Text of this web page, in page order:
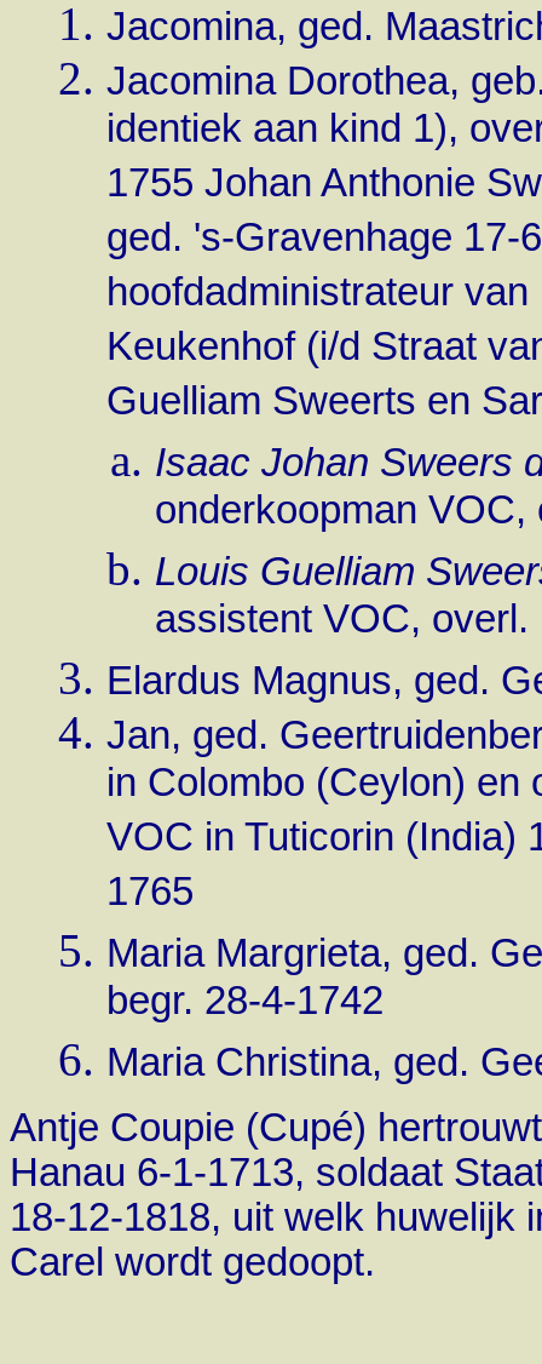
Jacomina, ged.
Jacomina Dorothea,
identiek aan kind 1),
1755 Johan Anthonie
ged. 's-Gravenhage 17-
hoofdadministrateur
Keukenhof (i/d Straat
Guelliam Sweerts en
Isaac Johan Sweers
onderkoopman
Louis Guelliam
assistent VOC,
Elardus Magnus, ged.
Jan, ged.
in Colombo (Ceylon) en
VOC in Tuticorin (India)
1765
Maria Margrieta, ged.
begr. 28-4-1742
Maria Christina, ged.
Antje Coupie (Cupé)
Hanau 6-1-1713, soldaat
18-12-1818, uit welk huwelijk
Carel wordt gedoopt.